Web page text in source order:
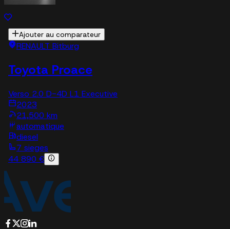
Ajouter au comparateur
RENAULT Bitburg
Toyota Proace
Verso 2.0 D-4D L1 Executive
2023
21,500 km
automatique
diesel
7 sieges
44 890 €